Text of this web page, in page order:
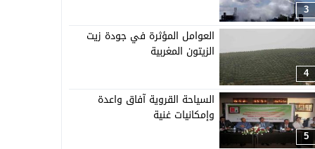
3
4
العوامل المؤثرة في جودة زيت
الزيتون المغربية
5
السياحة القروية آفاق واعدة
وإمكانيات غنية